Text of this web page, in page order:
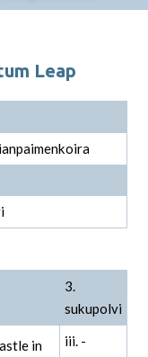
Leap
3.
sukupolvi
in
iii. -